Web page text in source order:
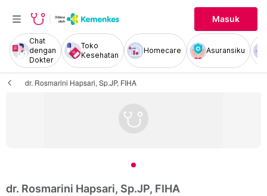
Masuk
Chat
dengan
Dokter
Toko
Kesehatan
Homecare Asuransiku
dr. Rosmarini Hapsari, Sp.JP, FIHA
dr. Rosmarini Hapsari, Sp.JP, FIHA